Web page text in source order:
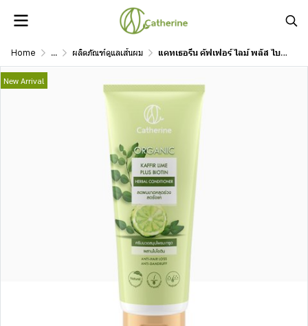
Home ... ผลิตภัณฑ์ดูแลเส้นผม แคทเธอรีน คัฟเฟอร์ ไลม์ พลัส ไบโอติน เฮอร์บัล คอนดิชันเนอร์ 200 ml
New Arrival